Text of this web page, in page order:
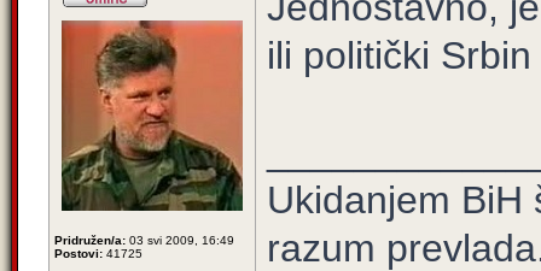
Pridružen/a: 03 svi 2009, 16:49
Postovi: 41725
ili politički
Ukidanjem BiH
razum